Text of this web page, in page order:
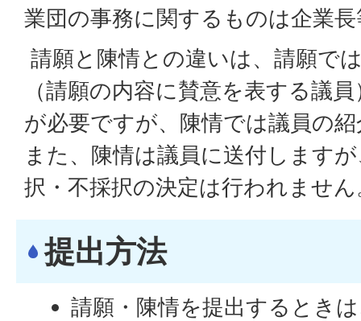
業団の事務に関するものは企業
請願と陳情との違いは、請願で
（請願の内容に賛意を表する議
が必要ですが、陳情では議員の
また、陳情は議員に送付します
択・不採択の決定は行われません
提出方法
請願・陳情を提出するとき